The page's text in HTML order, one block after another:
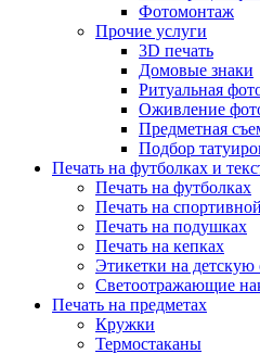
Фотомонтаж
Прочие услуги
3D печать
Домовые знаки
Ритуальная
Оживление
Предметная
Подбор
Печать на футболках и
Печать на футболках
Печать на
Печать на подушках
Печать на кепках
Этикетки на детскую
Светоотражающие
Печать на предметах
Кружки
Термостаканы